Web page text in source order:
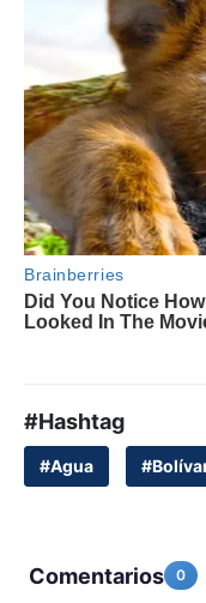
#Hashtag
#Agua
Comentarios 0